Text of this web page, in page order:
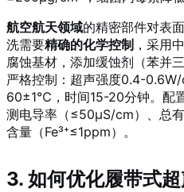
航空航天领域的精密部件对表
洗需要精确的化学控制 ，采用
腐蚀基材，添加缓蚀剂（苯并
严格控制：超声强度0.4-
60±1℃，时间15-20分钟。配
测电导率（≤50μS/cm）、总
含量（Fe³⁺≤1ppm）。
3. 如何优化履带式